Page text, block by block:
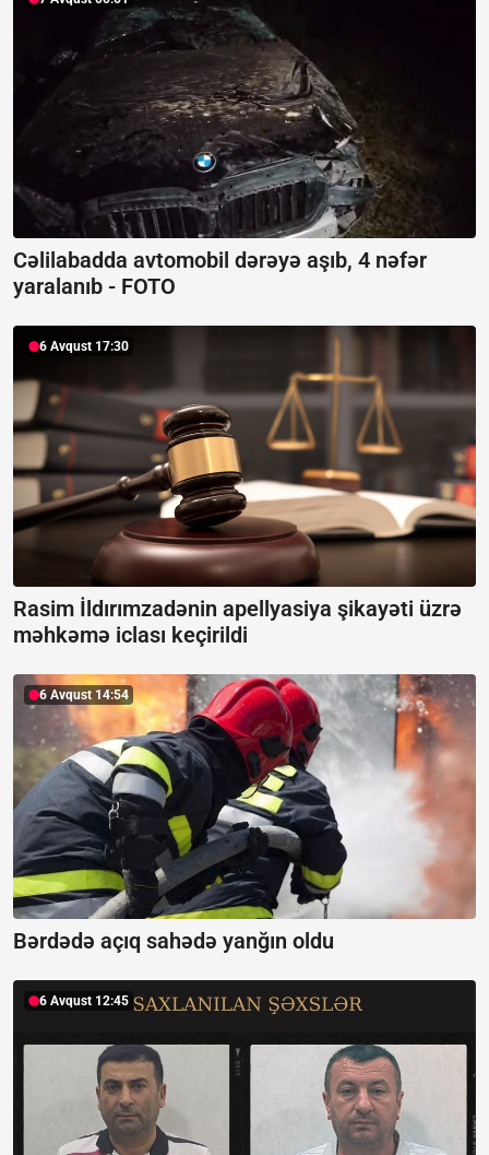
Cəlilabadda avtomobil dərəyə aşıb, 4 nəfər
yaralanıb - FOTO
6 Avqust 17:30
Rasim İldırımzadənin apellyasiya şikayəti üzrə
məhkəmə iclası keçirildi
6 Avqust 14:54
Bərdədə açıq sahədə yanğın oldu
6 Avqust 12:45